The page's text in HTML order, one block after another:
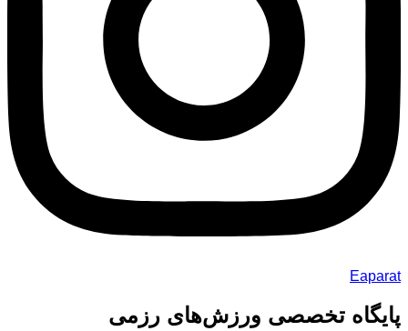
Eaparat
پایگاه تخصصی ورزش‌های رزمی